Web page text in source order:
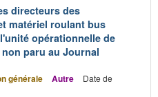
directeurs des
matériel roulant bus
opérationnelle de
paru au Journal
générale Autre
Date de